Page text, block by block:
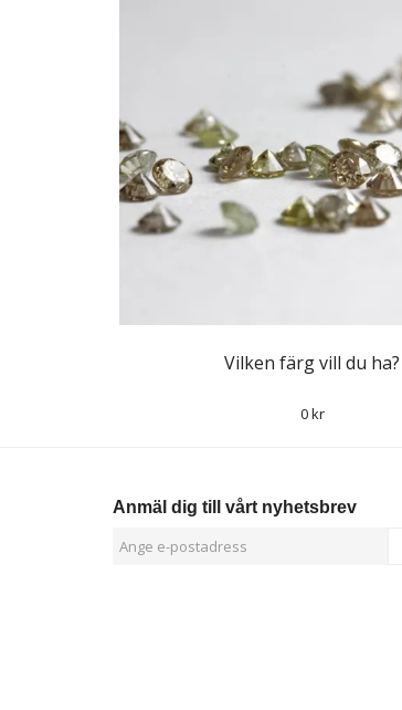
Vilken färg vill du ha?
0 kr
Anmäl dig till vårt nyhetsbrev